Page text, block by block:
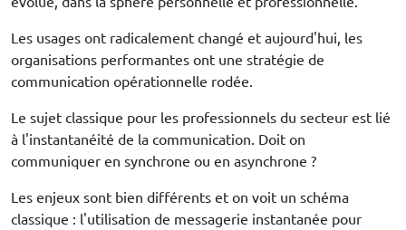
Les usages ont radicalement changé et aujourd'hui, les
organisations performantes ont une stratégie de
communication opérationnelle rodée.
Le sujet classique pour les professionnels du secteur est lié
à l'instantanéité de la communication. Doit on
communiquer en synchrone ou en asynchrone ?
Les enjeux sont bien différents et on voit un schéma
classique : l'utilisation de messagerie instantanée pour